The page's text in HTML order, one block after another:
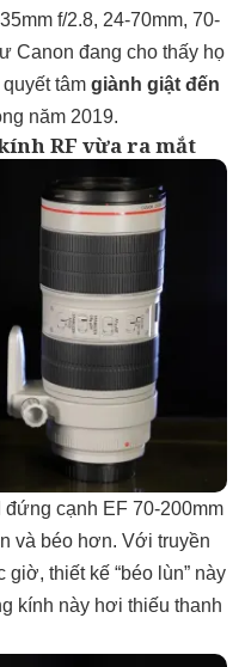
f/2.8, 24-70mm, 70-
Canon đang cho thấy họ
tâm giành giật đến
năm 2019.
RF vừa ra mắt
đứng cạnh EF 70-200mm
và béo hơn. Với truyền
thiết kế “béo lùn” này
kính này hơi thiếu thanh